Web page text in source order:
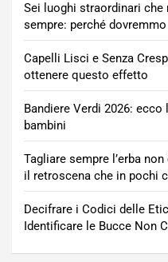
Sei luoghi straordinari
sempre: perché
Capelli Lisci e Senza
ottenere questo effetto
Bandiere Verdi 2026:
bambini
Tagliare sempre l’erba
il retroscena che in pochi
Decifrare i Codici delle
Identificare le Bucce Non